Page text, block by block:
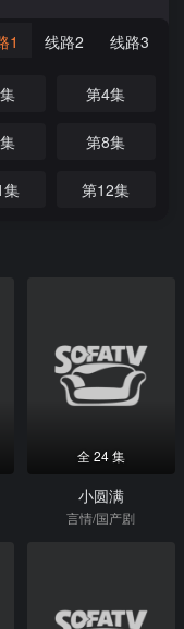
1 线路2 线路3
第4集
第8集
集 第12集
全 24 集
小圆满
言情/国产剧